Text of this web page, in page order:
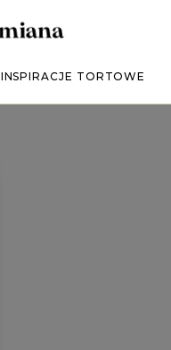
INSPIRACJE TORTOWE